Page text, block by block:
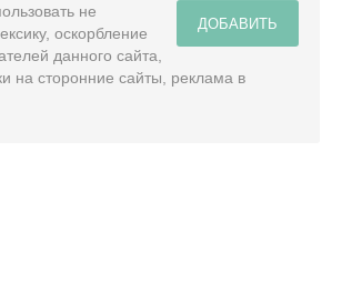
ДОБАВИТЬ
не
оскорбление
данного сайта,
на сторонние сайты, реклама в